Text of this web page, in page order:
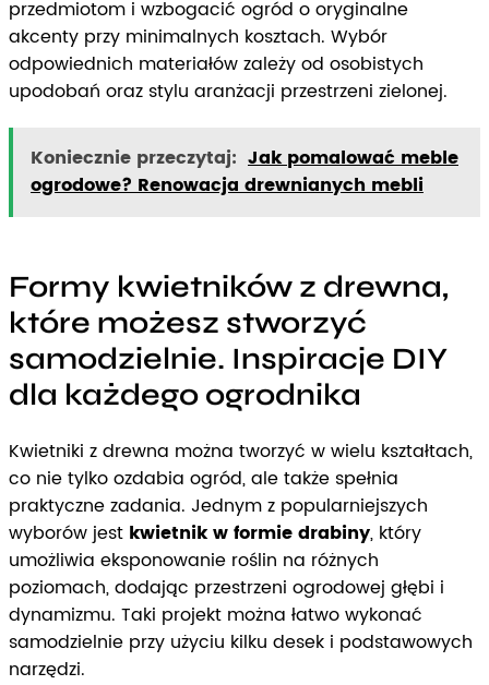
przedmiotom i wzbogacić ogród o oryginalne
akcenty przy minimalnych kosztach. Wybór
odpowiednich materiałów zależy od osobistych
upodobań oraz stylu aranżacji przestrzeni zielonej.
Koniecznie przeczytaj: Jak pomalować meble
ogrodowe? Renowacja drewnianych mebli
Formy kwietników z drewna,
które możesz stworzyć
samodzielnie. Inspiracje DIY
dla każdego ogrodnika
Kwietniki z drewna można tworzyć w wielu kształtach,
co nie tylko ozdabia ogród, ale także spełnia
praktyczne zadania. Jednym z popularniejszych
wyborów jest kwietnik w formie drabiny, który
umożliwia eksponowanie roślin na różnych
poziomach, dodając przestrzeni ogrodowej głębi i
dynamizmu. Taki projekt można łatwo wykonać
samodzielnie przy użyciu kilku desek i podstawowych
narzędzi.